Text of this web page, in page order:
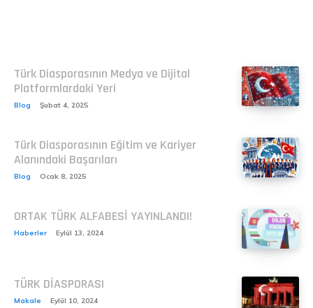
Türk Diasporasının Medya ve Dijital
Platformlardaki Yeri
Blog Şubat 4, 2025
Türk Diasporasının Eğitim ve Kariyer
Alanındaki Başarıları
Blog Ocak 8, 2025
ORTAK TÜRK ALFABESİ YAYINLANDI!
Haberler Eylül 13, 2024
TÜRK DİASPORASI
Makale Eylül 10, 2024